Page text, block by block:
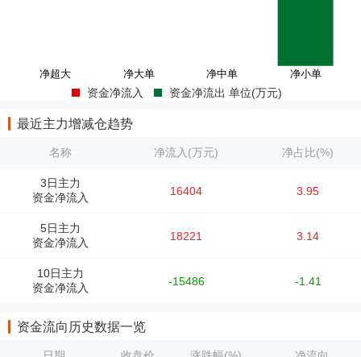
资金净流入 资金净流出 单位(万元)
最近主力增减仓趋势
名称 净流入(万元) 净占比(%)
3日主力
资金净流入
16404 3.95
5日主力
资金净流入
18221 3.14
10日主力
资金净流入
-15486 -1.41
资金流向历史数据一览